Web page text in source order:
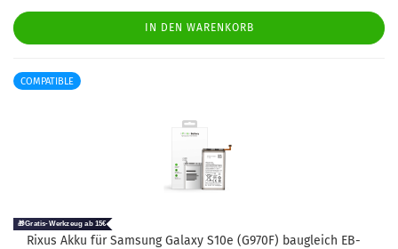
IN DEN WARENKORB
COMPATIBLE
Rixus Akku für Sam­sung Ga­la­xy S10e (G970F) bau­gleich EB-​